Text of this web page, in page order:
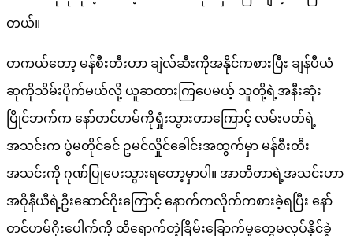
တယ်။
တကယ်တော့ မန်စီးတီးဟာ ချဲလ်ဆီးကိုအနိုင်ကစားပြီး ချန်ပီယံ
ဆုကိုသိမ်းပိုက်မယ်လို့ ယူဆထားကြပေမယ့် သူတို့ရဲ့အနီးဆုံး
ပြိုင်ဘက်က နော်တင်ဟမ်ကိုရှုံးသွားတာကြောင့် လမ်းပတ်ရဲ့
အသင်းက ပွဲမတိုင်ခင် ဥမင်လှိုင်ခေါင်းအထွက်မှာ မန်စီးတီး
အသင်းကို ဂုဏ်ပြုပေးသွားရတော့မှာပါ။ အာတီတာရဲ့အသင်းဟာ
အဝိုနီယီရဲ့ဦးဆောင်ဂိုးကြောင့် နောက်ကလိုက်ကစားခဲ့ရပြီး နော်
တင်ဟမ်ဂိုးပေါက်ကို ထိရောက်တဲ့ခြိမ်းခြောက်မှုတွေမလုပ်နိုင်ခဲ့